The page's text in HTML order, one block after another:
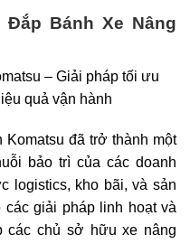
Bánh Xe Nâng
Komatsu đã trở thành một
bảo trì của các doanh
logistics, kho bãi, và sản
các giải pháp linh hoạt và
các chủ sở hữu xe nâng